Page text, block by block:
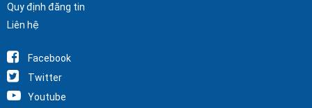
Quy định đăng tin
Liên hệ
Facebook
Twitter
Youtube